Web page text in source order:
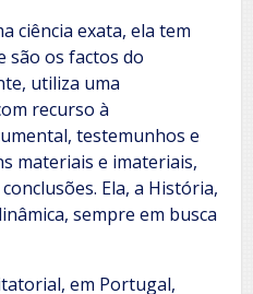
ciência exata, ela tem
são os factos do
utiliza uma
recurso à
testemunhos e
materiais e imateriais,
Ela, a História,
sempre em busca
em Portugal,